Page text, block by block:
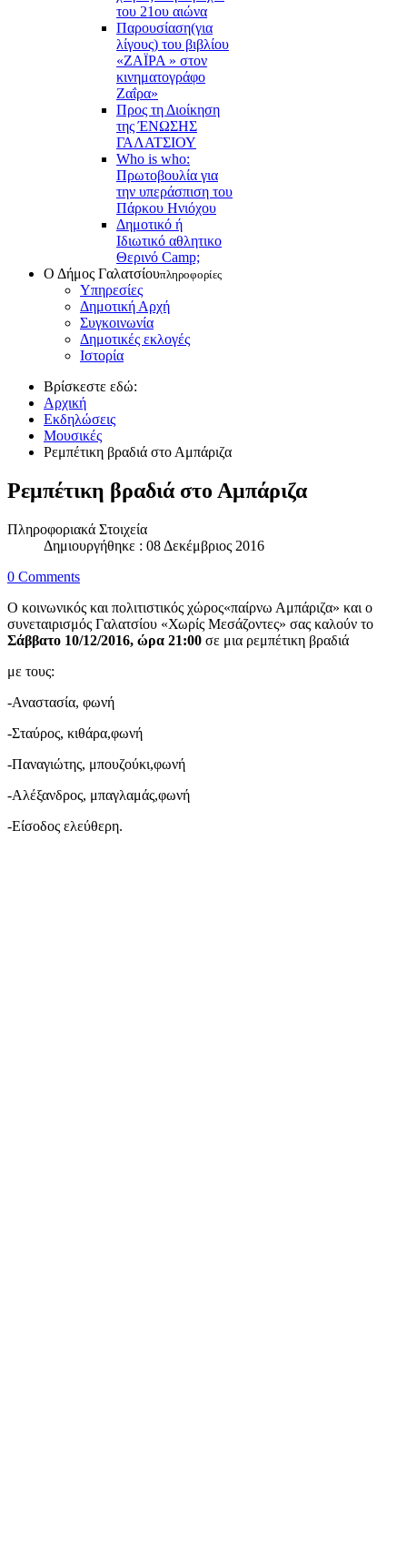
του 21ου αιώνα
Παρουσίαση(για
λίγους) του βιβλίου
«ΖΑΪΡΑ » στον
κινηματογράφο
Ζαΐρα»
Προς τη Διοίκηση
της ΈΝΩΣΗΣ
ΓΑΛΑΤΣΙΟΥ
Who is who:
Πρωτοβουλία για
την υπεράσπιση του
Πάρκου Ηνιόχου
Δημοτικό ή
Ιδιωτικό αθλητικο
Θερινό Camp;
Ο Δήμος Γαλατσίουπληροφορίες
Υπηρεσίες
Δημοτική Αρχή
Συγκοινωνία
Δημοτικές εκλογές
Ιστορία
Βρίσκεστε εδώ:
Αρχική
Εκδηλώσεις
Μουσικές
Ρεμπέτικη βραδιά στο Αμπάριζα
Ρεμπέτικη βραδιά στο Αμπάριζα
Πληροφοριακά Στοιχεία
Δημιουργήθηκε : 08 Δεκέμβριος 2016
0 Comments
Ο κοινωνικός και πολιτιστικός χώρος«παίρνω Αμπάριζα» και ο
συνεταιρισμός Γαλατσίου «Χωρίς Μεσάζοντες» σας καλούν το
Σάββατο 10/12/2016, ώρα 21:00 σε μια ρεμπέτικη βραδιά
με τους:
-Αναστασία, φωνή
-Σταύρος, κιθάρα,φωνή
-Παναγιώτης, μπουζούκι,φωνή
-Αλέξανδρος, μπαγλαμάς,φωνή
-Είσοδος ελεύθερη.